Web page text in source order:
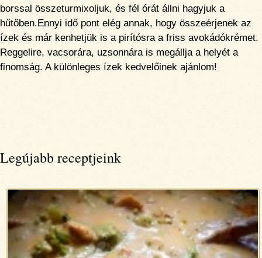
borssal összeturmixoljuk, és fél órát állni hagyjuk a
hűtőben.Ennyi idő pont elég annak, hogy összeérjenek az
ízek és már kenhetjük is a pirítósra a friss avokádókrémet.
Reggelire, vacsorára, uzsonnára is megállja a helyét a
finomság. A különleges ízek kedvelőinek ajánlom!
Legújabb receptjeink